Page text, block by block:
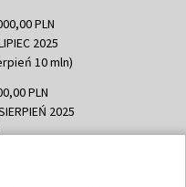
PLN
2025
10 mln)
PLN
2025
PLN